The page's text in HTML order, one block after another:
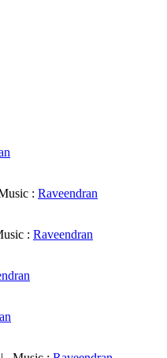
: Raveendran
: Raveendran